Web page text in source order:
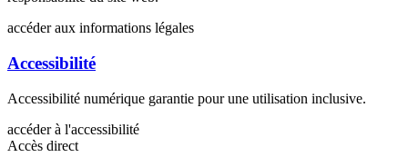
accéder aux informations légales
Accessibilité
Accessibilité numérique garantie pour une utilisation inclusive.
accéder à l'accessibilité
Accès direct